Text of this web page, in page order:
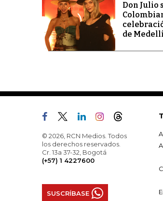
Don Julio
de
© 2026, RCN Medios. Todos
los derechos reservados.
Cr. 13a 37-32, Bogotá
(+57) 1 4227600
SUSCRÍBASE